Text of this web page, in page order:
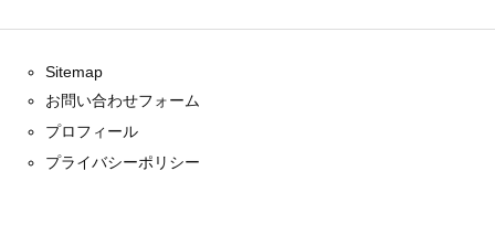
Sitemap
お問い合わせフォーム
プロフィール
プライバシーポリシー